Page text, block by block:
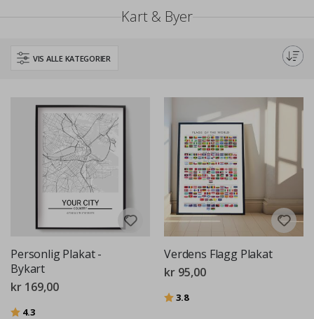
Kart & Byer
VIS ALLE KATEGORIER
Personlig Plakat -
Bykart
kr 169,00
Karakter:
4.3
Verdens Flagg Plakat
kr 95,00
Karakter:
3.8av 5 mulige